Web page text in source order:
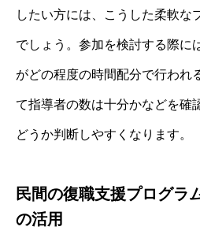
したい方には、こうした柔軟な
でしょう。参加を検討する際に
がどの程度の時間配分で行われ
て指導者の数は十分かなどを確
どうか判断しやすくなります。
民間の復職支援プログラ
の活用